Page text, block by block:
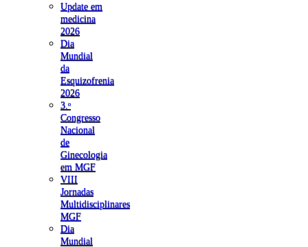
Update em
medicina
2026
Dia
Mundial
da
Esquizofrenia
2026
3.ᵒ
Congresso
Nacional
de
Ginecologia
em MGF
VIII
Jornadas
Multidisciplinares
MGF
Dia
Mundial